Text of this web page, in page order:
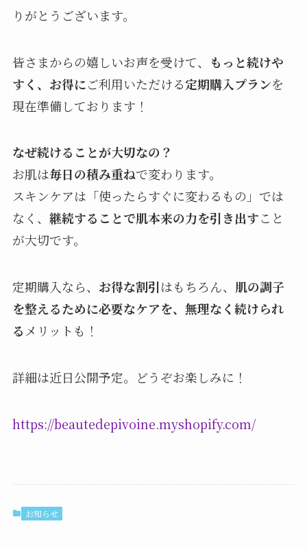
りがとうございます。
皆さまからの嬉しいお声を受けて、
もっと続けや
すく、お得にご利用いただける定期購入プランを
現在準備しております！
なぜ続けることが大切なの？
お肌は毎日の積み重ねで変わります。
スキンケアは「使ったらすぐに変わるもの」では
なく、 継続することで肌本来の力を引き出すこと
が大切です。
定期購入なら、 お得な割引はもちろん、 肌の調子
を整えるために必要なケアを、無理なく続けられ
るメリットも！
詳細は近日公開予定。どうぞお楽しみに！
https://beautedepivoine.myshopify.com/
お知らせ